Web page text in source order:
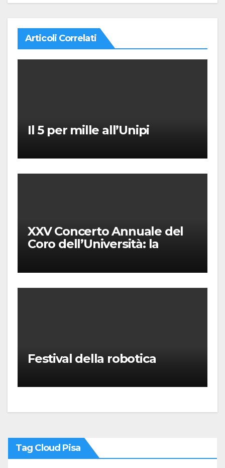
Articoli Correlati
Il 5 per mille all’Unipi
XXV Concerto Annuale del
Coro dell’Università: la
Puccini
Festival della robotica
Tag Cloud Pisa